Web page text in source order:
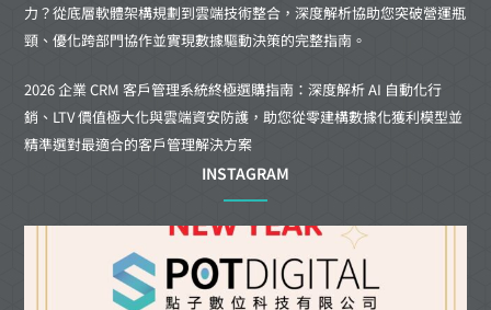
力？從底層軟體架構規劃到雲端技術整合，深度解析協助您突破營運瓶
頸、優化跨部門協作並實現數據驅動決策的完整指南。
2026 企業 CRM 客戶管理系統終極選購指南：深度解析 AI 自動化行
銷、LTV 價值極大化與雲端資安防護，助您從零建構數據化獲利模型並
精準選對最適合的客戶管理解決方案
INSTAGRAM